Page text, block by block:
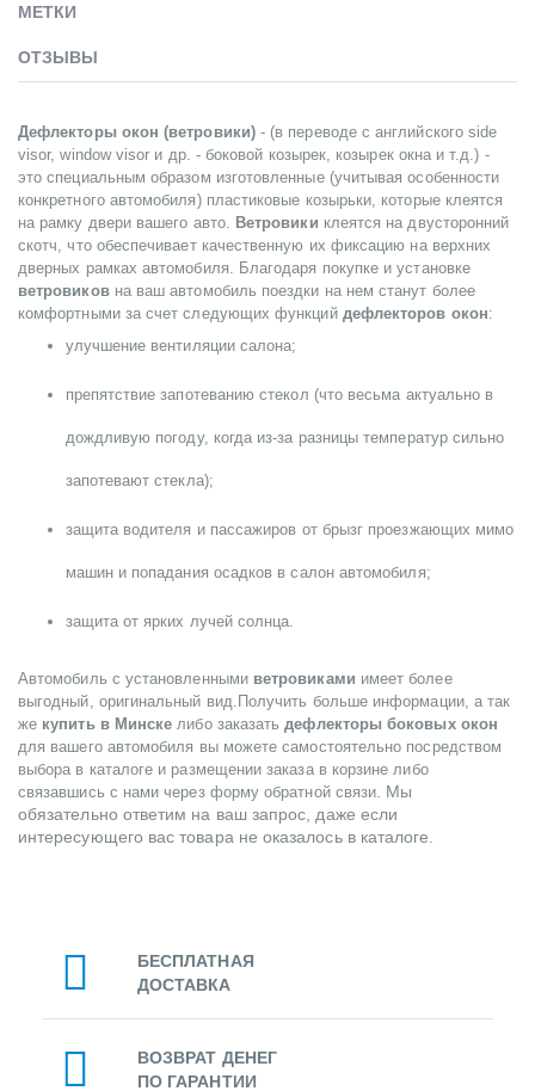
МЕТКИ
ОТЗЫВЫ
Дефлекторы окон (ветровики)- (в переводе с английского side
visor, window visor и др. - боковой козырек, козырек окна и т.д.) -
это специальным образом изготовленные (учитывая особенности
конкретного автомобиля) пластиковые козырьки, которые клеятся
на рамку двери вашего авто.
Ветровики клеятся на двусторонний
скотч, что обеспечивает качественную их фиксацию на верхних
дверных рамках автомобиля. Благодаря покупке и установке
ветровиковна ваш автомобиль поездки на нем станут более
комфортными за счет следующих функций дефлекторов окон:
улучшение вентиляции салона;
препятствие запотеванию стекол (что весьма актуально в
дождливую погоду, когда из-за разницы температур сильно
запотевают стекла);
защита водителя и пассажиров от брызг проезжающих мимо
машин и попадания осадков в салон автомобиля;
защита от ярких лучей солнца.
Автомобиль с установленными ветровиками имеет более
выгодный, оригинальный вид.Получить больше информации, а так
же купить в Минске либо заказатьдефлекторы боковых окон
для вашего автомобиля вы можете самостоятельно посредством
выбора в каталоге и размещении заказа в корзине либо
связавшись с нами через форму обратной связи . Мы
обязательно ответим на ваш запрос, даже если
интересующего вас товара не оказалось в каталоге.
БЕСПЛАТНАЯ
ДОСТАВКА
ВОЗВРАТ ДЕНЕГ
ПО ГАРАНТИИ